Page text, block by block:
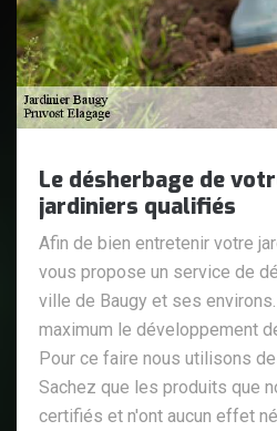
Le désherbage de
jardiniers qualifiés
Afin de bien entretenir votre
vous propose un service de
ville de Baugy et ses
maximum le développement
Pour ce faire nous utilisons
Sachez que les produits que
certifiés et n'ont aucun effet